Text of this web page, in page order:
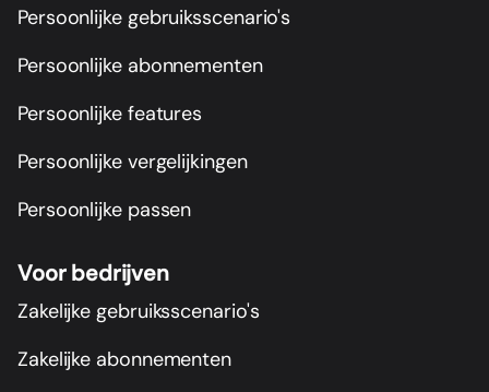
Persoonlijke gebruiksscenario's
Persoonlijke abonnementen
Persoonlijke features
Persoonlijke vergelijkingen
Persoonlijke passen
Voor bedrijven
Zakelijke gebruiksscenario's
Zakelijke abonnementen